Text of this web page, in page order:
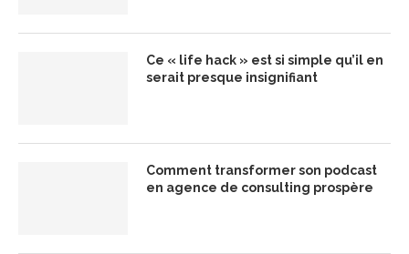
Ce « life hack » est si simple qu’il en
serait presque insignifiant
Comment transformer son podcast
en agence de consulting prospère